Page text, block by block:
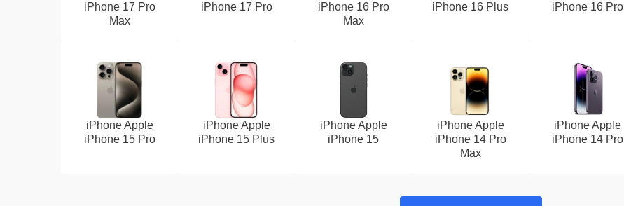
iPhone 17 Pro
Max
iPhone 17 Pro
iPhone 16 Pro
Max
iPhone 16 Plus
iPhone 16 Pro
iPhone Apple
iPhone 15 Pro
iPhone Apple
iPhone 15 Plus
iPhone Apple
iPhone 15
iPhone Apple
iPhone 14 Pro
Max
iPhone Apple
iPhone 14 Pro